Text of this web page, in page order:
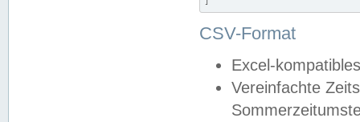
CSV-Format
Excel-
Vereinfachte